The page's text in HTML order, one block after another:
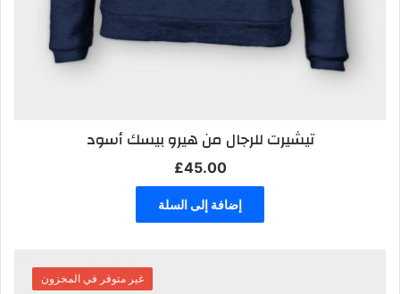
تيشيرت للرجال من هيرو بيسك أسود
£45.00
إضافة إلى السلة
غير متوفر في المخزون